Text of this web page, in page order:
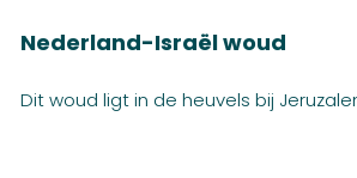
Nederland-Israël woud
Dit woud ligt in de heuvels bij